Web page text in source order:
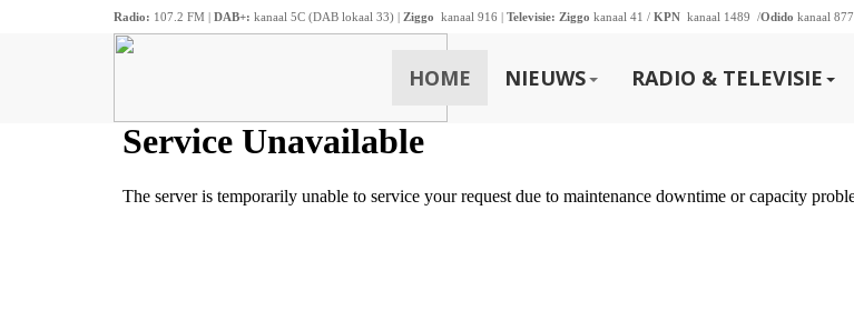
Radio: 107.2 FM | DAB+: kanaal 5C (DAB lokaal 33) | Ziggo kanaal 916 | Televisie: Ziggo kanaal 41 / KPN kanaal 1489 /Odido kanaal 877
HOME NIEUWS RADIO & TELEVISIE